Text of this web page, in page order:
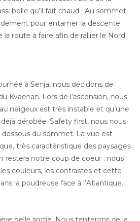
belle qu’il fait chaud ! Au sommet
pour entamer la descente :
la route à faire afin de rallier le Nord
à Senja, nous décidons de
Kvaenan. Lors de l’ascension, nous
neigeux est très instable et qu’une
dérobée. Safety first, nous nous
du sommet. La vue est
très caractéristique des paysages
restera notre coup de coeur : nous
couleurs, les contrastes et cette
la poudreuse face à l’Atlantique.